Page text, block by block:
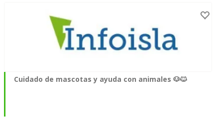
Cuidado de mascotas y ayuda con animales 🐶🐱